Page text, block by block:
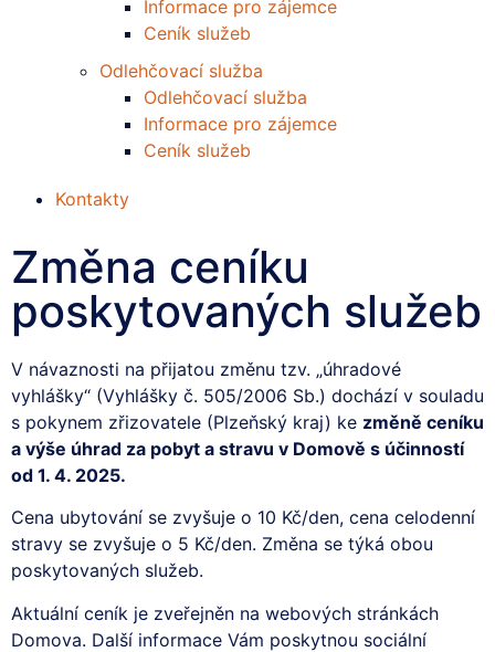
Informace pro zájemce
Ceník služeb
Odlehčovací služba
Odlehčovací služba
Informace pro zájemce
Ceník služeb
Kontakty
Změna ceníku
poskytovaných služeb
V návaznosti na přijatou změnu tzv. „úhradové
vyhlášky“ (Vyhlášky č. 505/2006 Sb.) dochází v souladu
s pokynem zřizovatele (Plzeňský kraj) ke změně ceníku
a výše úhrad za pobyt a stravu v Domově s účinností
od 1. 4. 2025.
Cena ubytování se zvyšuje o 10 Kč/den, cena celodenní
stravy se zvyšuje o 5 Kč/den. Změna se týká obou
poskytovaných služeb.
Aktuální ceník je zveřejněn na webových stránkách
Domova. Další informace Vám poskytnou sociální